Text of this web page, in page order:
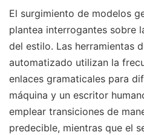
El surgimiento de modelos
plantea interrogantes sobre
del estilo. Las herramientas
automatizado utilizan la
enlaces gramaticales para
máquina y un escritor
emplear transiciones de
predecible, mientras que el